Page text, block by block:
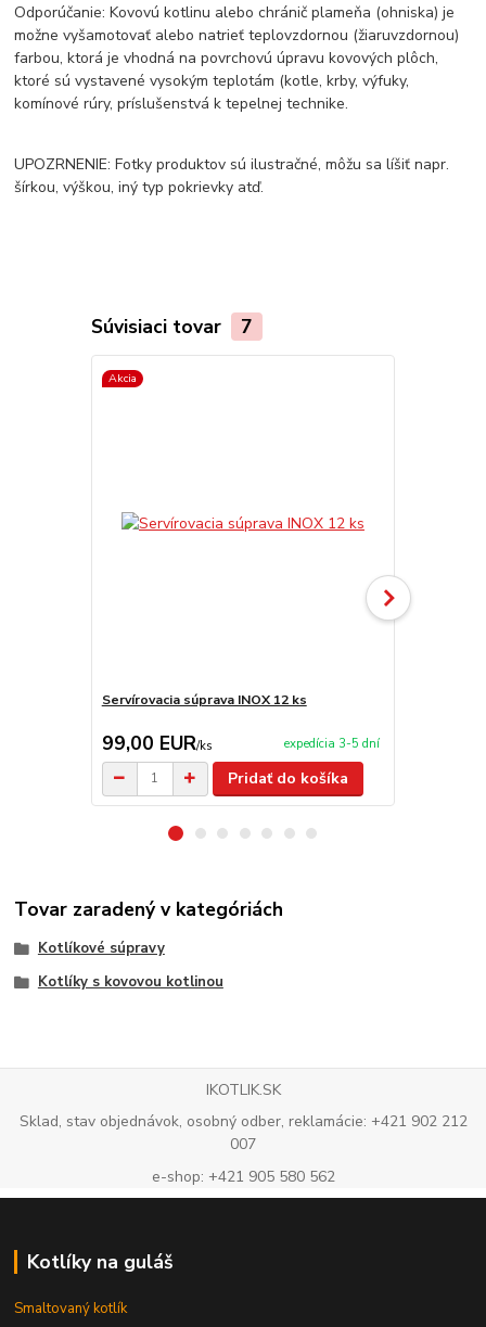
Odporúčanie: Kovovú kotlinu alebo chránič plameňa (ohniska) je
možne vyšamotovať alebo natrieť teplovzdornou (žiaruvzdornou)
farbou, ktorá je vhodná na povrchovú úpravu kovových plôch,
ktoré sú vystavené vysokým teplotám (kotle, krby, výfuky,
komínové rúry, príslušenstvá k tepelnej technike.
UPOZRNENIE: Fotky produktov sú ilustračné, môžu sa líšiť napr.
šírkou, výškou, iný typ pokrievky atď.
Súvisiaci tovar 7
Akcia
Servírovacia súprava INOX 12 ks
99,00 EUR/ks expedícia 3-5 dní
Pridať do košíka
Tovar zaradený v kategóriách
Kotlíkové súpravy
Kotlíky s kovovou kotlinou
IKOTLIK.SK
Sklad, stav objednávok, osobný odber, reklamácie: +421 902 212
007
e-shop: +421 905 580 562
Kotlíky na guláš
Smaltovaný kotlík